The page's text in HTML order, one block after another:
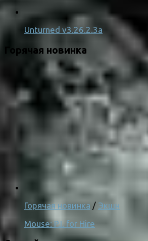
Unturned v3.26.2.3a
Горячая новинка
Горячая новинка / Экшн
Mouse: P.I. for Hire